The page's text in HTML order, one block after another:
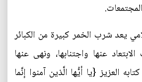
يعد شرب الخمر كبيرة من الكبائر
عنها واجتنابها، ونهى عنها
العزيز {يا أيُّها الَّذين آمنوا إنَّما